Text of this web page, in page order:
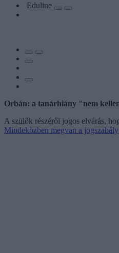
Eduline
Orbán: a tanárhiány "nem
A szülők részéről jogos elvárás,
Mindeközben megvan a jogszabály